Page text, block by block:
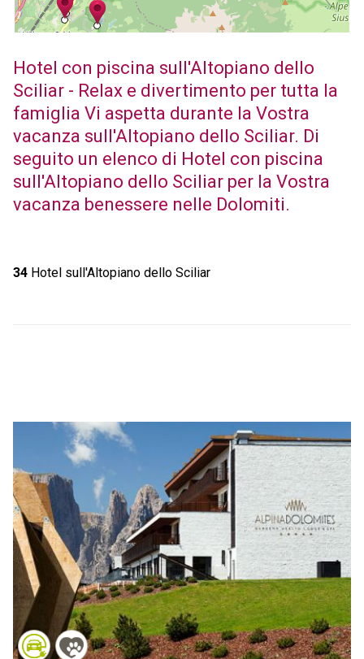
Hotel con piscina sull'Altopiano dello
Sciliar - Relax e divertimento per tutta la
famiglia Vi aspetta durante la Vostra
vacanza sull'Altopiano dello Sciliar. Di
seguito un elenco di Hotel con piscina
sull'Altopiano dello Sciliar per la Vostra
vacanza benessere nelle Dolomiti.
34Hotel sull'Altopiano dello Sciliar